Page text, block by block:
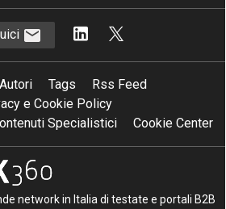
Autori Tags
Rss Feed
e Cookie Policy
Specialistici
Cookie Center
network in Italia di testate e portali B2B